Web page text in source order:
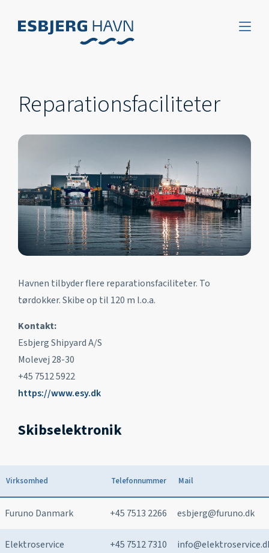
Reparationsfaciliteter
Havnen tilbyder flere reparationsfaciliteter. To
tørdokker. Skibe op til 120 m l.o.a.
Kontakt:
Esbjerg Shipyard A/S
Molevej 28-30
+45 7512 5922
https://www.esy.dk
Skibselektronik
Virksomhed Telefonnummer Mail
Furuno Danmark +45 7513 2266 esbjerg@furuno.dk
Elektroservice +45 7512 7310